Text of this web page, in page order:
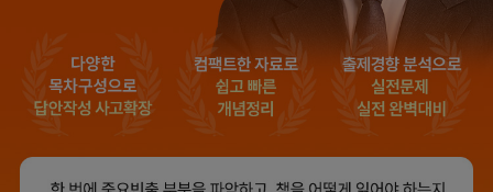
본 합격생은 이성준 선생님 강의